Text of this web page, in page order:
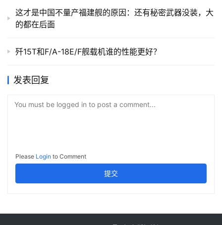
这才是中国不量产福建舰的原因：还有秘密武器没装，大
的都在后面
歼15T和F/A-18E/F舰载机谁的性能更好？
发表回复
You must be logged in to post a comment...
Please Login to Comment
提交